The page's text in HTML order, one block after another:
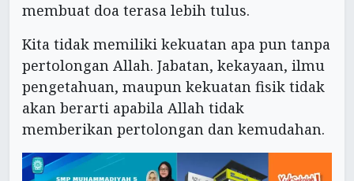
membuat doa terasa lebih tulus.
Kita tidak memiliki kekuatan apa pun tanpa
pertolongan Allah. Jabatan, kekayaan, ilmu
pengetahuan, maupun kekuatan fisik tidak
akan berarti apabila Allah tidak
memberikan pertolongan dan kemudahan.